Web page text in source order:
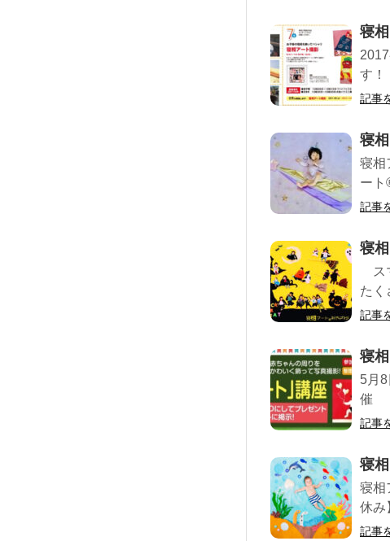
寝
す！
記事
寝
寝相
ート
記事
寝
ス
たく
記事
寝
5月
催
記事
寝
寝相
休み
記事